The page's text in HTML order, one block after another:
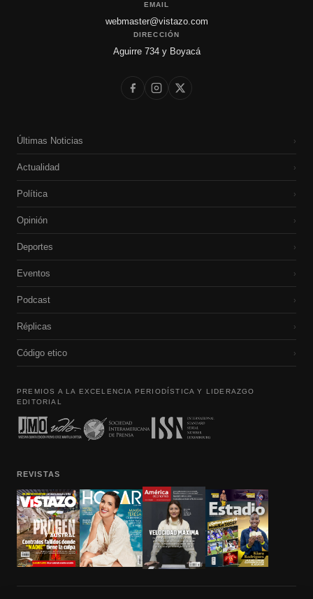
EMAIL
webmaster@vistazo.com
DIRECCIÓN
Aguirre 734 y Boyacá
Últimas Noticias ›
Actualidad ›
Política ›
Opinión ›
Deportes ›
Eventos ›
Podcast ›
Réplicas ›
Código etico ›
PREMIOS A LA EXCELENCIA PERIODÍSTICA Y LIDERAZGO
EDITORIAL
REVISTAS